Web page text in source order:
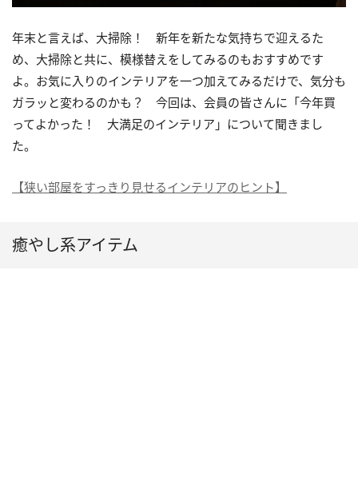
年末と言えば、大掃除！ 新年を新たな気持ちで迎えるた
め、大掃除と共に、模様替えをしてみるのもおすすめです
よ。お気に入りのインテリアを一つ加えてみるだけで、気分も
ガラッと変わるのかも？ 今回は、会員の皆さんに「今年買
ってよかった！ 大満足のインテリア」について聞きまし
た。
【狭い部屋をすっきり見せるインテリアのヒント】
癒やし系アイテム